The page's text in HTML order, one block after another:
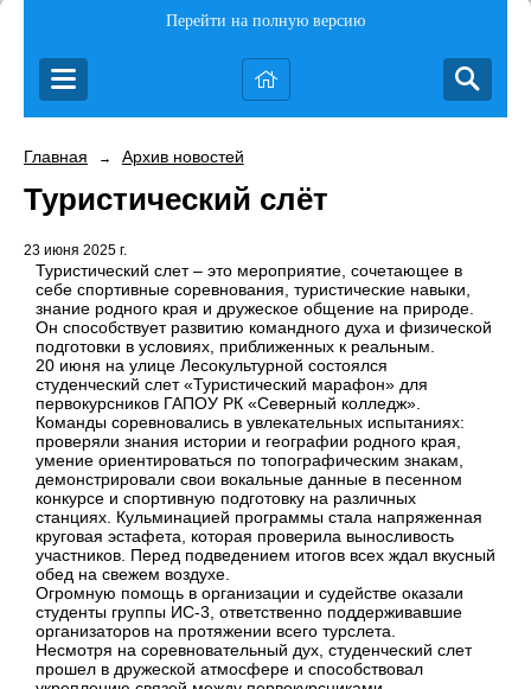
Перейти на полную версию
Главная → Архив новостей
Туристический слёт
23 июня 2025 г.
Туристический слет – это мероприятие, сочетающее в
себе спортивные соревнования, туристические навыки,
знание родного края и дружеское общение на природе.
Он способствует развитию командного духа и физической
подготовки в условиях, приближенных к реальным.
20 июня на улице Лесокультурной состоялся
студенческий слет «Туристический марафон» для
первокурсников ГАПОУ РК «Северный колледж».
Команды соревновались в увлекательных испытаниях:
проверяли знания истории и географии родного края,
умение ориентироваться по топографическим знакам,
демонстрировали свои вокальные данные в песенном
конкурсе и спортивную подготовку на различных
станциях. Кульминацией программы стала напряженная
круговая эстафета, которая проверила выносливость
участников. Перед подведением итогов всех ждал вкусный
обед на свежем воздухе.
Огромную помощь в организации и судействе оказали
студенты группы ИС-3, ответственно поддерживавшие
организаторов на протяжении всего турслета.
Несмотря на соревновательный дух, студенческий слет
прошел в дружеской атмосфере и способствовал